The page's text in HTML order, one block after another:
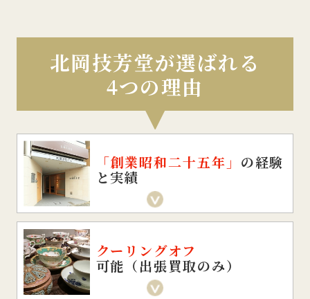
北岡技芳堂が選ばれる
4つの理由
「創業昭和二十五年」 の経験
と実績
クーリングオフ
可能（出張買取のみ）